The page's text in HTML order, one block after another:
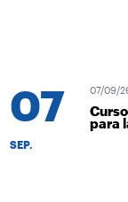
07
SEP.
07/09/
para